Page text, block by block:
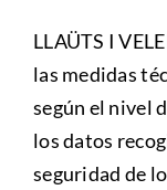
LLAÜTS I
las medidas
según el nivel
los datos
seguridad de